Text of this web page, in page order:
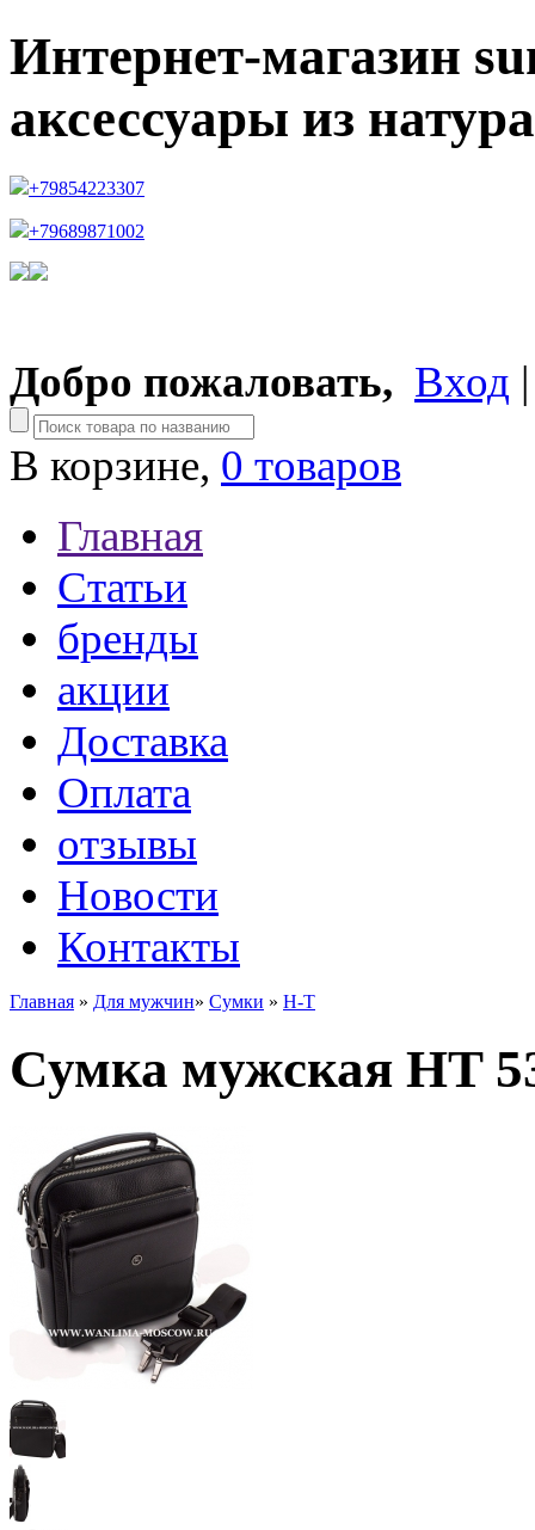
Интернет-магазин
аксессуары из
+79854223307
+79689871002
Добро пожаловать, Вход
В корзине, 0 товаров
Главная
Статьи
бренды
акции
Доставка
Оплата
отзывы
Новости
Контакты
Главная » Для мужчин» Сумки » H-T
Сумка мужская HT